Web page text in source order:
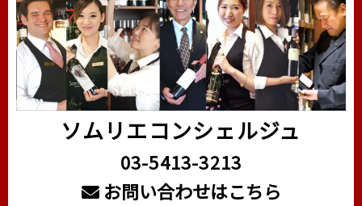
ソムリエコンシェルジュ
03-5413-3213
お問い合わせはこちら